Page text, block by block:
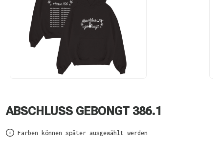
ABSCHLUSS GEBONGT 386.1
Farben können später ausgewählt werden